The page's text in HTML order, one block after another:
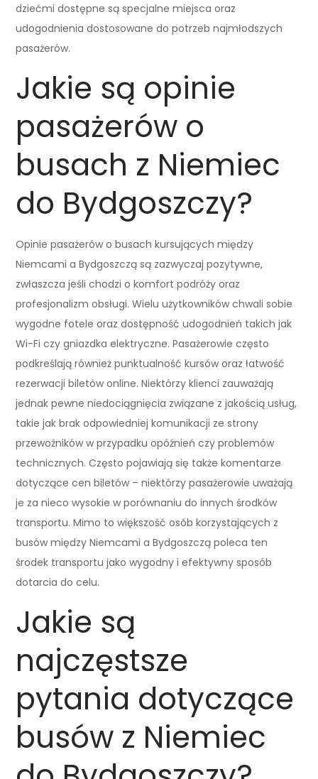
dziećmi dostępne są specjalne miejsca oraz
udogodnienia dostosowane do potrzeb najmłodszych
pasażerów.
Jakie są opinie
pasażerów o
busach z Niemiec
do Bydgoszczy?
Opinie pasażerów o busach kursujących między
Niemcami a Bydgoszczą są zazwyczaj pozytywne,
zwłaszcza jeśli chodzi o komfort podróży oraz
profesjonalizm obsługi. Wielu użytkowników chwali sobie
wygodne fotele oraz dostępność udogodnień takich jak
Wi-Fi czy gniazdka elektryczne. Pasażerowie często
podkreślają również punktualność kursów oraz łatwość
rezerwacji biletów online. Niektórzy klienci zauważają
jednak pewne niedociągnięcia związane z jakością usług,
takie jak brak odpowiedniej komunikacji ze strony
przewoźników w przypadku opóźnień czy problemów
technicznych. Często pojawiają się także komentarze
dotyczące cen biletów – niektórzy pasażerowie uważają
je za nieco wysokie w porównaniu do innych środków
transportu. Mimo to większość osób korzystających z
busów między Niemcami a Bydgoszczą poleca ten
środek transportu jako wygodny i efektywny sposób
dotarcia do celu.
Jakie są
najczęstsze
pytania dotyczące
busów z Niemiec